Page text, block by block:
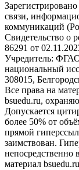
связи,
коммуникаций
Свидетельство
86291 от
Учредитель:
национальный
308015,
Все права на
bsuedu.ru,
Допускается
более 50% от
прямой
заимствован.
непосредственно
материал